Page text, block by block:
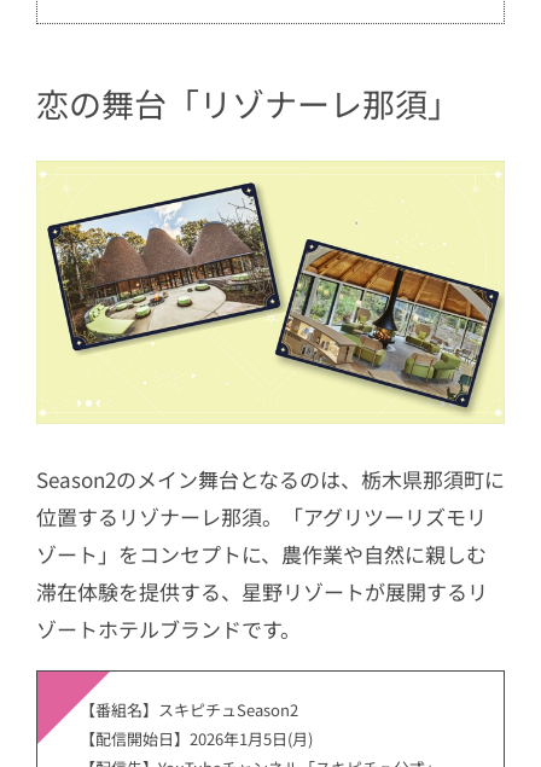
恋の舞台「リゾナーレ那須」
Season2のメイン舞台となるのは、栃木県那須町に
位置するリゾナーレ那須。「アグリツーリズモリ
ゾート」をコンセプトに、農作業や自然に親しむ
滞在体験を提供する、星野リゾートが展開するリ
ゾートホテルブランドです。
【番組名】スキピチュSeason2
【配信開始日】2026年1月5日(月)